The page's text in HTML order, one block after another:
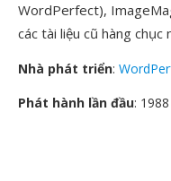
WordPerfect),
các tài liệu cũ hàng
Nhà phát triển:
Phát hành lần đầu: 1988